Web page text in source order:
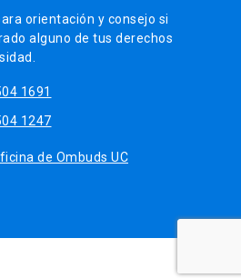
orientación y consejo si
alguno de tus derechos
1691
1247
de Ombuds UC